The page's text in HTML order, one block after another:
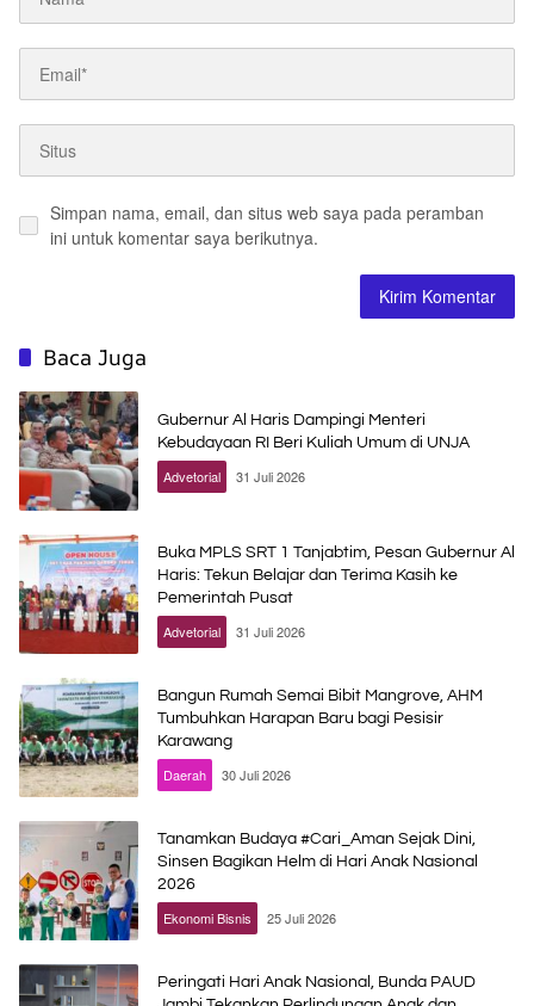
Simpan nama, email, dan situs web saya pada peramban
ini untuk komentar saya berikutnya.
Baca Juga
Gubernur Al Haris Dampingi Menteri
Kebudayaan RI Beri Kuliah Umum di UNJA
Advetorial 31 Juli 2026
Buka MPLS SRT 1 Tanjabtim, Pesan Gubernur Al
Haris: Tekun Belajar dan Terima Kasih ke
Pemerintah Pusat
Advetorial 31 Juli 2026
Bangun Rumah Semai Bibit Mangrove, AHM
Tumbuhkan Harapan Baru bagi Pesisir
Karawang
Daerah 30 Juli 2026
Tanamkan Budaya #Cari_Aman Sejak Dini,
Sinsen Bagikan Helm di Hari Anak Nasional
2026
Ekonomi Bisnis 25 Juli 2026
Peringati Hari Anak Nasional, Bunda PAUD